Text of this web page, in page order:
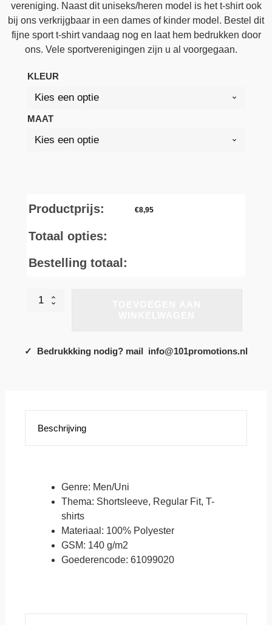
vereniging. Naast dit uniseks/heren model is het t-shirt ook
bij ons verkrijgbaar in een dames of kinder model. Bestel dit
fijne sport t-shirt vandaag nog en laat hem bedrukken door
ons. Vele sportverenigingen zijn u al voorgegaan.
KLEUR
MAAT
Productprijs: €8,95
Totaal opties:
Bestelling totaal:
Sportshirt
Beschikbaar
✓ Bedrukkking nodig? mail info@101promotions.nl
Beschrijving
Genre: Men/Uni
Thema: Shortsleeve, Regular Fit, T-
shirts
Materiaal: 100% Polyester
GSM: 140 g/m2
Goederencode: 61099020